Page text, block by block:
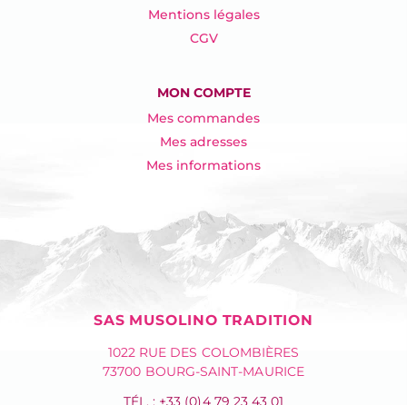
Mentions légales
CGV
MON COMPTE
Mes commandes
Mes adresses
Mes informations
SAS MUSOLINO TRADITION
1022 RUE DES COLOMBIÈRES
73700 BOURG-SAINT-MAURICE
TÉL. : +33 (0)4 79 23 43 01